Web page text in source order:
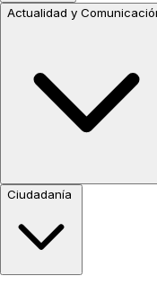
Actualidad y
Ciudadanía